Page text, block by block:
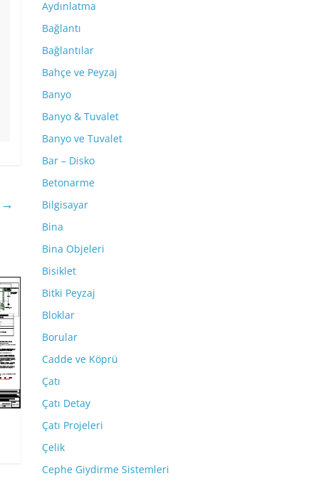
→
Aydınlatma
Bağlantı
Bağlantılar
Bahçe ve Peyzaj
Banyo
Banyo & Tuvalet
Banyo ve Tuvalet
Bar – Disko
Betonarme
Bilgisayar
Bina
Bina Objeleri
Bisiklet
Bitki Peyzaj
Bloklar
Borular
Cadde ve Köprü
Çatı
Çatı Detay
Çatı Projeleri
Çelik
Cephe Giydirme Sistemleri